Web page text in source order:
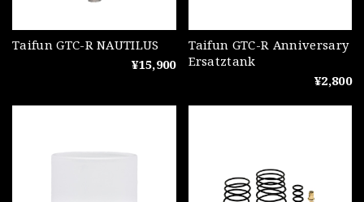
Taifun GTC-R NAUTILUS
¥15,900
Taifun GTC-R Anniversary
Ersatztank
¥2,800